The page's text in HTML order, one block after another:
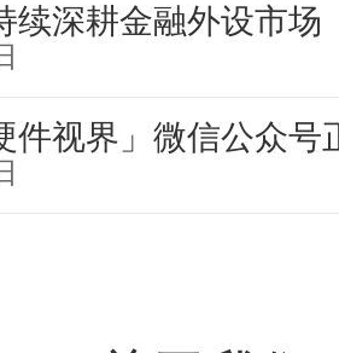
续深耕金融外设市场
件视界」微信公众号